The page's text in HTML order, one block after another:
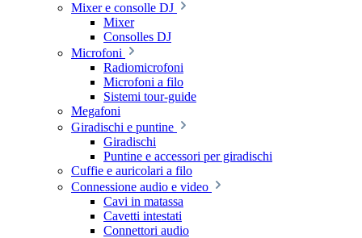
Mixer e consolle DJ
Mixer
Consolles DJ
Microfoni
Radiomicrofoni
Microfoni a filo
Sistemi tour-guide
Megafoni
Giradischi e puntine
Giradischi
Puntine e accessori per giradischi
Cuffie e auricolari a filo
Connessione audio e video
Cavi in matassa
Cavetti intestati
Connettori audio